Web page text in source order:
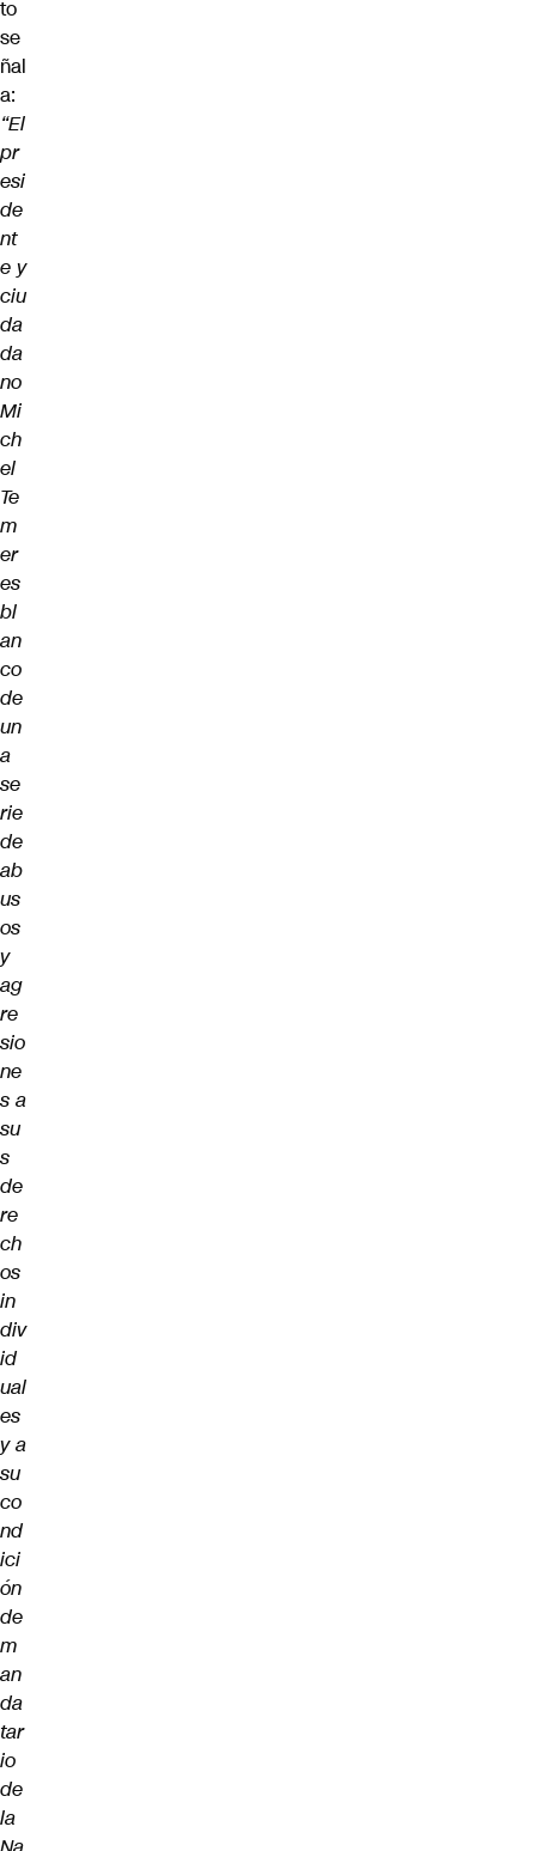
to
se
ñal
a:
“El
pr
esi
de
nt
e y
ciu
da
da
no
Mi
ch
el
Te
m
er
es
bl
an
co
de
un
a
se
rie
de
ab
us
os
y
ag
re
sio
ne
s a
su
s
de
re
ch
os
in
div
id
ual
es
y a
su
co
nd
ici
ón
de
m
an
da
tar
io
de
la